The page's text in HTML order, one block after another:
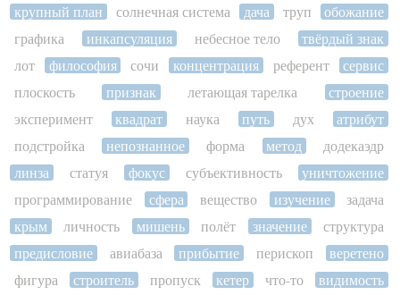
крупный план
солнечная система дача труп
обожание
графика
инкапсуляция небесное тело
твёрдый знак
лот
философия сочи концентрация референт
сервис
плоскость
признак летающая тарелка
строение
эксперимент
квадрат наука путь дух
атрибут
подстройка
непознанное форма метод
додекаэдр
линза
статуя фокус субъективность
уничтожение
программирование
сфера вещество изучение
задача
крым
личность мишень полёт значение
структура
предисловие
авиабаза прибытие перископ
веретено
фигура
строитель пропуск кетер что-то
видимость